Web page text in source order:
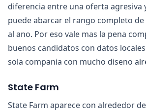
diferencia entre una oferta agresiva
puede abarcar el rango completo de
al ano. Por eso vale mas la pena
buenos candidatos con datos
sola compania con mucho diseno
State Farm
State Farm aparece con alrededor